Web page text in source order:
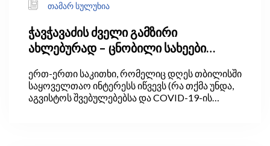
თამარ სულუხია
ჭავჭავაძის ძველი გამზირი
ახლებურად – ცნობილი სახეები
ერთ-ერთი საკითხი, რომელიც დღეს თბილისში
საყოველთაო ინტერესს იწვევს (რა თქმა უნდა,
აგვისტოს შვებულებებსა და COVID-19-ის